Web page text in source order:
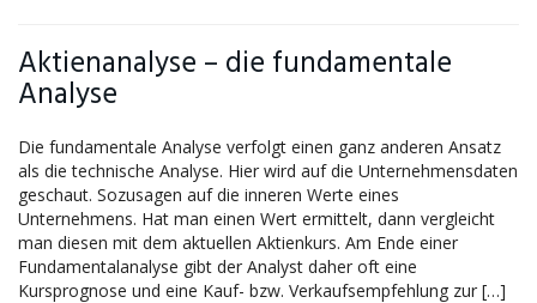
Aktienanalyse – die fundamentale
Analyse
Die fundamentale Analyse verfolgt einen ganz anderen Ansatz
als die technische Analyse. Hier wird auf die Unternehmensdaten
geschaut. Sozusagen auf die inneren Werte eines
Unternehmens. Hat man einen Wert ermittelt, dann vergleicht
man diesen mit dem aktuellen Aktienkurs. Am Ende einer
Fundamentalanalyse gibt der Analyst daher oft eine
Kursprognose und eine Kauf- bzw. Verkaufsempfehlung zur […]